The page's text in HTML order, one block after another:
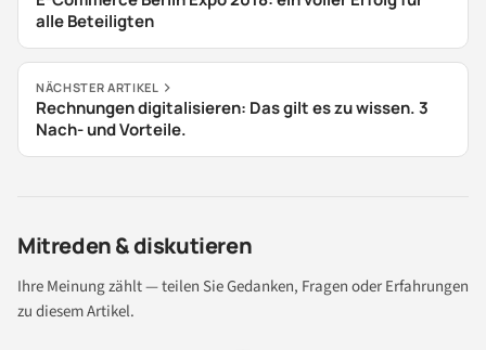
alle Beteiligten
NÄCHSTER ARTIKEL
Rechnungen digitalisieren: Das gilt es zu wissen. 3
Nach- und Vorteile.
Mitreden & diskutieren
Ihre Meinung zählt — teilen Sie Gedanken, Fragen oder Erfahrungen
zu diesem Artikel.